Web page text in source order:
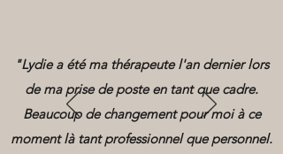
"Lydie a été ma thérapeute l'an dernier lors
de ma prise de poste en tant que cadre.
Beaucoup de changement pour moi à ce
moment là tant professionnel que personnel.